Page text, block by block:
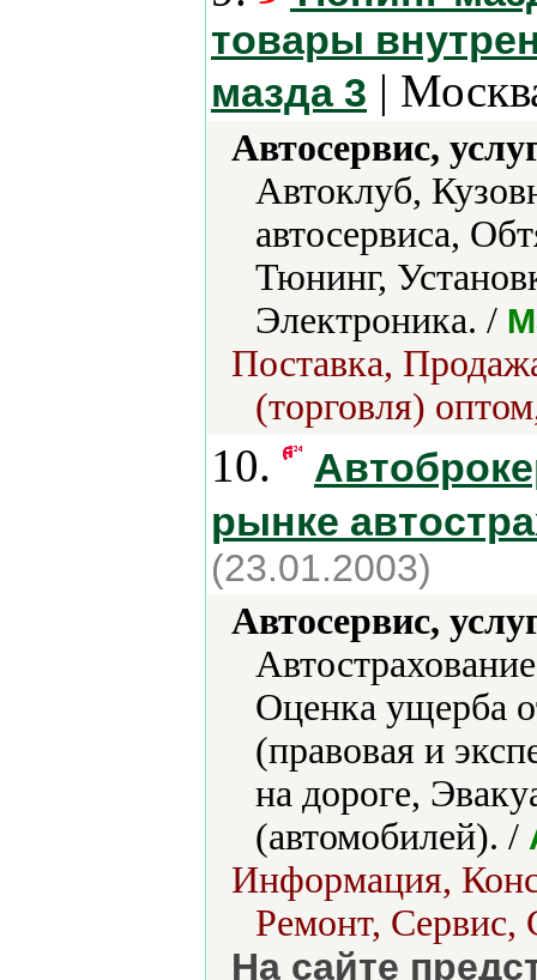
товары
мазда 3 |
Автосервис,
Автоклуб,
автосервиса,
Тюнинг,
Электроника. /
Поставка,
(торговля)
10.
рынке
(23.01.2003)
Автосервис,
Оценка ущерба
(правовая и
на дороге,
(автомобилей). /
Информация,
Ремонт, Сервис,
На сайте